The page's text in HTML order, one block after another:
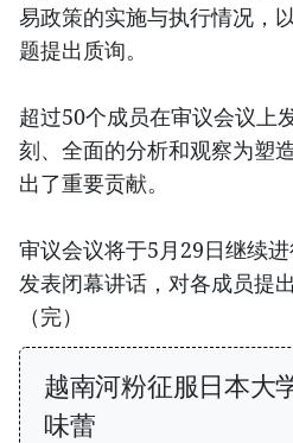
易政策的实施与执行情况，
题提出质询。
超过50个成员在审议会议上
刻、全面的分析和观察为塑
出了重要贡献。
审议会议将于5月29日继续
发表闭幕讲话，对各成员提
（完）
越南河粉征服日本大
味蕾